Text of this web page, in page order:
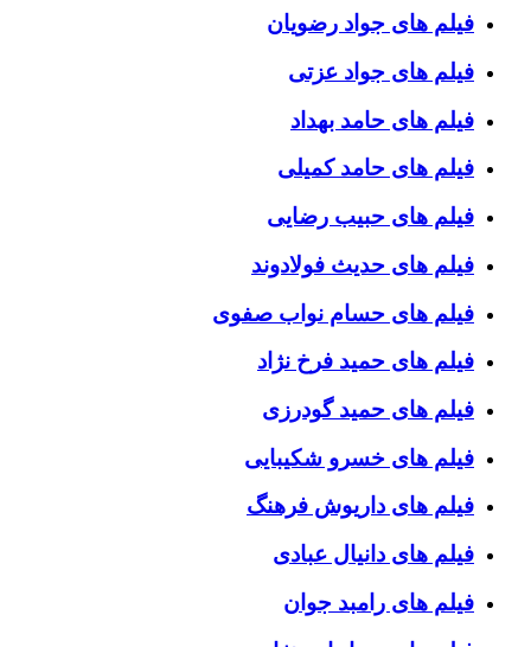
فیلم های جواد رضویان
فیلم های جواد عزتی
فیلم های حامد بهداد
فیلم های حامد کمیلی
فیلم های حبیب رضایی
فیلم های حدیث فولادوند
فیلم های حسام نواب صفوی
فیلم های حمید فرخ نژاد
فیلم های حمید گودرزی
فیلم های خسرو شکیبایی
فیلم های داریوش فرهنگ
فیلم های دانیال عبادی
فیلم های رامبد جوان